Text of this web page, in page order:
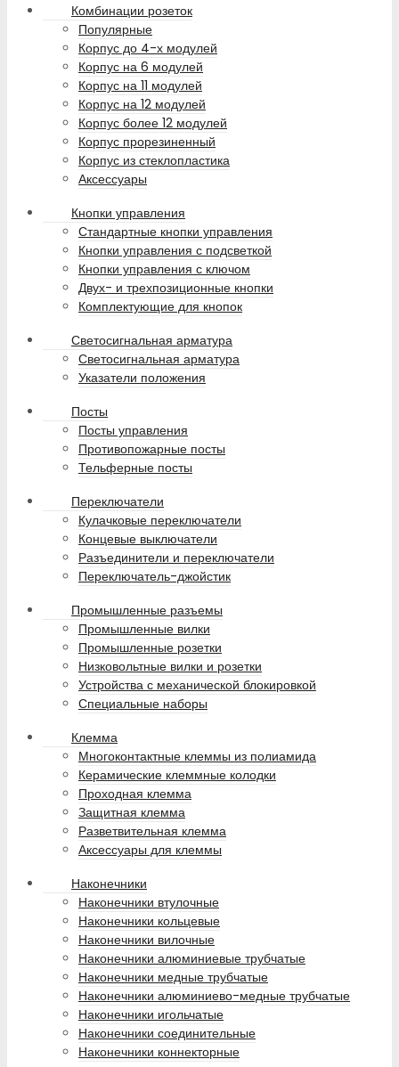
Комбинации розеток
Популярные
Корпус до 4-х модулей
Корпус на 6 модулей
Корпус на 11 модулей
Корпус на 12 модулей
Корпус более 12 модулей
Корпус прорезиненный
Корпус из стеклопластика
Аксессуары
Кнопки управления
Стандартные кнопки управления
Кнопки управления с подсветкой
Кнопки управления с ключом
Двух- и трехпозиционные кнопки
Комплектующие для кнопок
Светосигнальная арматура
Светосигнальная арматура
Указатели положения
Посты
Посты управления
Противопожарные посты
Тельферные посты
Переключатели
Кулачковые переключатели
Концевые выключатели
Разъединители и переключатели
Переключатель-джойстик
Промышленные разъемы
Промышленные вилки
Промышленные розетки
Низковольтные вилки и розетки
Устройства с механической блокировкой
Специальные наборы
Клемма
Многоконтактные клеммы из полиамида
Керамические клеммные колодки
Проходная клемма
Защитная клемма
Разветвительная клемма
Аксессуары для клеммы
Наконечники
Наконечники втулочные
Наконечники кольцевые
Наконечники вилочные
Наконечники алюминиевые трубчатые
Наконечники медные трубчатые
Наконечники алюминиево-медные трубчатые
Наконечники игольчатые
Наконечники соединительные
Наконечники коннекторные